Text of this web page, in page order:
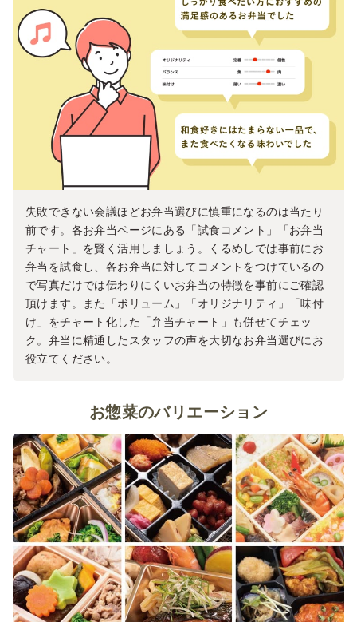
失敗できない会議ほどお弁当選びに慎重になるのは当たり
前です。各お弁当ページにある「試食コメント」「お弁当
チャート」を賢く活用しましょう。くるめしでは事前にお
弁当を試食し、各お弁当に対してコメントをつけているの
で写真だけでは伝わりにくいお弁当の特徴を事前にご確認
頂けます。また「ボリューム」「オリジナリティ」「味付
け」をチャート化した「弁当チャート」も併せてチェッ
ク。弁当に精通したスタッフの声を大切なお弁当選びにお
役立てください。
お惣菜のバリエーション